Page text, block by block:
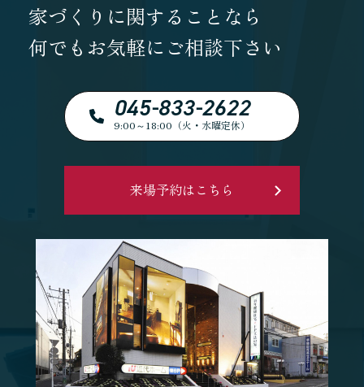
家づくりに関することなら
何でもお気軽にご相談下さい
045-833-2622
9:00～18:00（火・水曜定休）
来場予約はこちら